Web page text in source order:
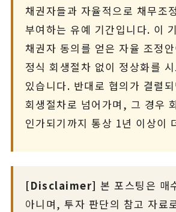
채권자들과 자율적으로 채무조
부여하는 유예 기간입니다. 이
채권자 동의를 얻은 자율 조정
정식 회생절차 없이 정상화를
있습니다. 반대로 협의가 결렬
회생절차로 넘어가며, 그 경우
인가되기까지 통상 1년 이상이
[Disclaimer] 본 포스팅은 매
아니며, 투자 판단의 참고 자료